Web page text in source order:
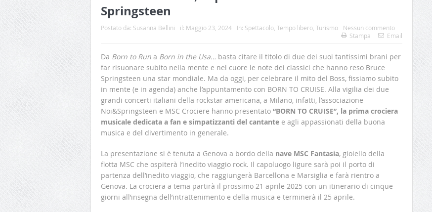
Springsteen
Postato da: Susanna Bellini il: Maggio 23, 2024 In: Spettacolo Tempo libero Turismo
Nessun commento
Stampa
Email
Da Born to Run a Born in the Usa… basta citare il titolo di due dei suoi tantissimi brani per
far risuonare subito nella mente e nel cuore le note dei classici che hanno reso Bruce
Springsteen una star mondiale. Ma da oggi, per celebrare il mito del Boss, fissiamo subito
in mente (e in agenda) anche l’appuntamento con BORN TO CRUISE. Alla vigilia dei due
grandi concerti italiani della rockstar americana, a Milano, infatti, l’associazione
Noi&Springsteen e MSC Crociere hanno presentato “BORN TO CRUISE”, la prima crociera
musicale dedicata a fan e simpatizzanti del cantante e agli appassionati della buona
musica e del divertimento in generale.
La presentazione si è tenuta a Genova a bordo della nave MSC Fantasia, gioiello della
flotta MSC che ospiterà l’inedito viaggio rock. Il capoluogo ligure sarà poi il porto di
partenza dell’inedito viaggio, che raggiungerà Barcellona e Marsiglia e farà rientro a
Genova. La crociera a tema partirà il prossimo 21 aprile 2025 con un itinerario di cinque
giorni all’insegna dell’intrattenimento e della musica e terminerà il 25 aprile.